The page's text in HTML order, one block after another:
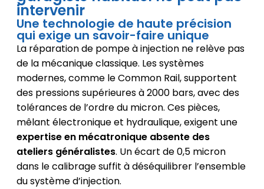
intervenir
Une technologie de haute précision
qui exige un savoir-faire unique
La réparation de pompe à injection ne relève pas
de la mécanique classique. Les systèmes
modernes, comme le Common Rail, supportent
des pressions supérieures à 2000 bars, avec des
tolérances de l’ordre du micron. Ces pièces,
mêlant électronique et hydraulique, exigent une
expertise en mécatronique absente des
ateliers généralistes. Un écart de 0,5 micron
dans le calibrage suffit à déséquilibrer l’ensemble
du système d’injection.